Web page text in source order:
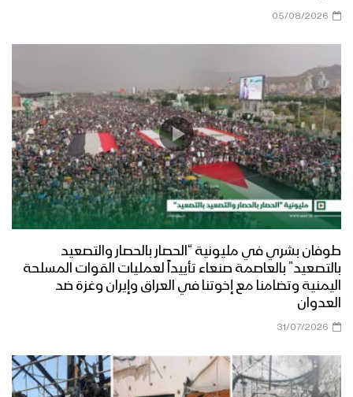
05/08/2026
طوفان بشري في مليونية “الحصار بالحصار والتصعيد
بالتصعيد” بالعاصمة صنعاء تأييداً لعمليات القوات المسلحة
اليمنية وتضامنا مع إخوتنا في العراق وإيران وغزة ضد
العدوان
31/07/2026